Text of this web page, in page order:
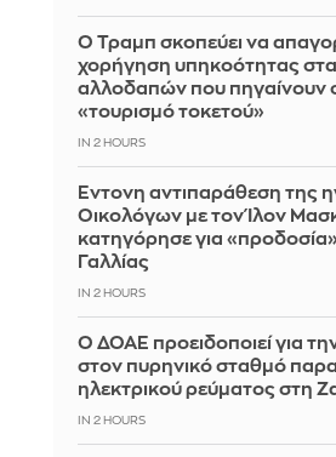
Ο Τραμπ σκοπεύει να
χορήγηση υπηκοότητας στα
αλλοδαπών που πηγαίνουν
«τουρισμό τοκετού»
IN 2 HOURS
Έντονη αντιπαράθεση της
Οικολόγων με τον Ίλον
κατηγόρησε για
Γαλλίας
IN 2 HOURS
Ο ΔΟΑΕ προειδοποιεί για
στον πυρηνικό σταθμό
ηλεκτρικού ρεύματος στη
IN 2 HOURS